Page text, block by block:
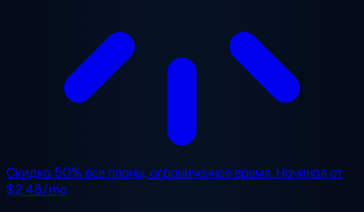
Скидка 50% все планы, ограниченное время. Начиная от
$2.48/mo